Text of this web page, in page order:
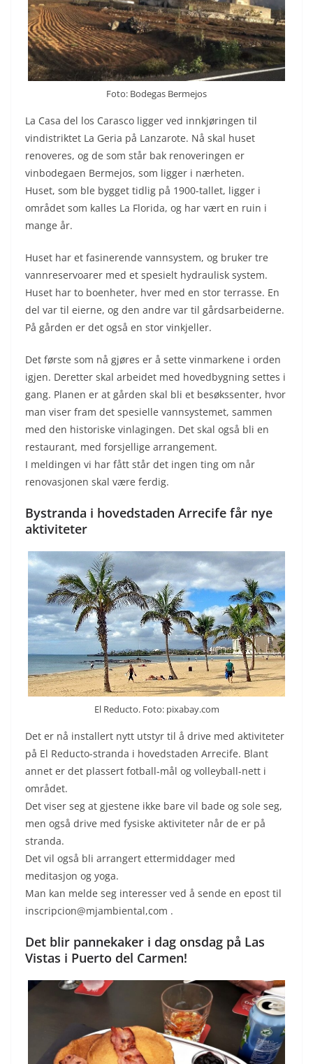
Foto: Bodegas Bermejos
La Casa del los Carasco ligger ved innkjøringen til
vindistriktet La Geria på Lanzarote. Nå skal huset
renoveres, og de som står bak renoveringen er
vinbodegaen Bermejos, som ligger i nærheten.
Huset, som ble bygget tidlig på 1900-tallet, ligger i
området som kalles La Florida, og har vært en ruin i
mange år.
Huset har et fasinerende vannsystem, og bruker tre
vannreservoarer med et spesielt hydraulisk system.
Huset har to boenheter, hver med en stor terrasse. En
del var til eierne, og den andre var til gårdsarbeiderne.
På gården er det også en stor vinkjeller.
Det første som nå gjøres er å sette vinmarkene i orden
igjen. Deretter skal arbeidet med hovedbygning settes i
gang. Planen er at gården skal bli et besøkssenter, hvor
man viser fram det spesielle vannsystemet, sammen
med den historiske vinlagingen. Det skal også bli en
restaurant, med forsjellige arrangement.
I meldingen vi har fått står det ingen ting om når
renovasjonen skal være ferdig.
Bystranda i hovedstaden Arrecife får nye
aktiviteter
El Reducto. Foto: pixabay.com
Det er nå installert nytt utstyr til å drive med aktiviteter
på El Reducto-stranda i hovedstaden Arrecife. Blant
annet er det plassert fotball-mål og volleyball-nett i
området.
Det viser seg at gjestene ikke bare vil bade og sole seg,
men også drive med fysiske aktiviteter når de er på
stranda.
Det vil også bli arrangert ettermiddager med
meditasjon og yoga.
Man kan melde seg interesser ved å sende en epost til
inscripcion@mjambiental,com .
Det blir pannekaker i dag onsdag på Las
Vistas i Puerto del Carmen!